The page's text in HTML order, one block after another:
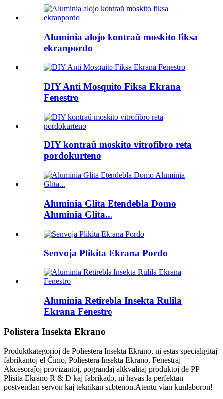
Aluminia alojo kontraŭ moskito fiksa
ekranpordo
DIY Anti Mosquito Fiksa Ekrana
Fenestro
DIY kontraŭ moskito vitrofibro reta
pordokurteno
Aluminia Glita Etendebla Domo
Aluminia Glita...
Senvoja Plikita Ekrana Pordo
Aluminia Retirebla Insekta Rulila
Ekrana Fenestro
Polistera Insekta Ekrano
Produktkategorioj de Poliestera Insekta Ekrano, ni estas specialigitaj
fabrikantoj el Ĉinio, Poliestera Insekta Ekrano, Fenestraj
Akcesoraĵoj provizantoj, pograndaj altkvalitaj produktoj de PP
Plisita Ekrano R & D kaj fabrikado, ni havas la perfektan
postvendan servon kaj teknikan subtenon.Atentu vian kunlaboron!